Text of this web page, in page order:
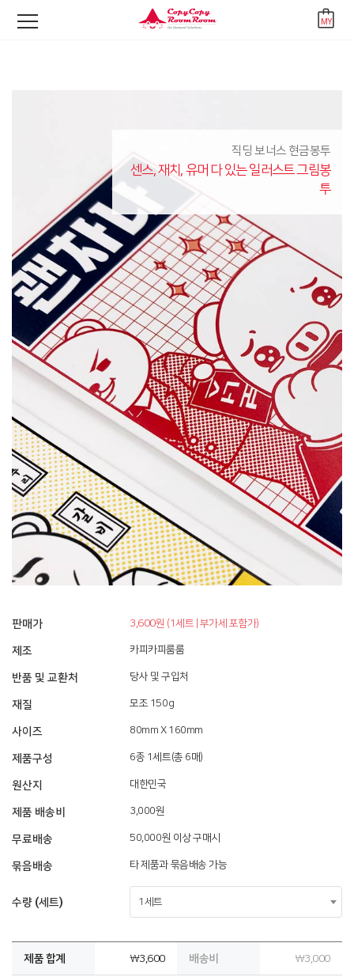
디자인 문구
직딩 보너스 현금봉투
센스, 재치, 유머 다 있는 일러스트 그림봉
투
판매가 3,600원 (1세트 | 부가세 포함가)
제조 카피카피룸룸
반품 및 교환처 당사 및 구입처
재질 모조 150g
사이즈 80mm X 160mm
제품구성 6종 1세트(총 6매)
원산지 대한민국
제품 배송비 3,000원
무료배송 50,000원 이상 구매시
묶음배송 타 제품과 묶음배송 가능
수량 (세트) 1세트
제품 합계 ₩3,600 배송비 ₩3,000